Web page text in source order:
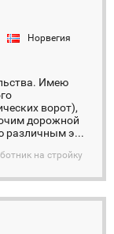
Норвегия
Имею
ворот),
дорожной
различным э...
на стройку